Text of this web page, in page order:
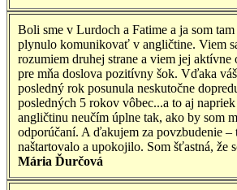
Boli sme v Lurdoch a Fatime a ja som
plynulo komunikovať v angličtine. Viem
rozumiem druhej strane a viem jej
pre mňa doslova pozitívny šok. Vďaka
posledný rok posunula neskutočne
posledných 5 rokov vôbec...a to aj napriek
angličtinu neučím úplne tak, ako by som
odporúčaní. A ďakujem za povzbudenie –
naštartovalo a upokojilo. Som šťastná, že
Mária Ďurčová